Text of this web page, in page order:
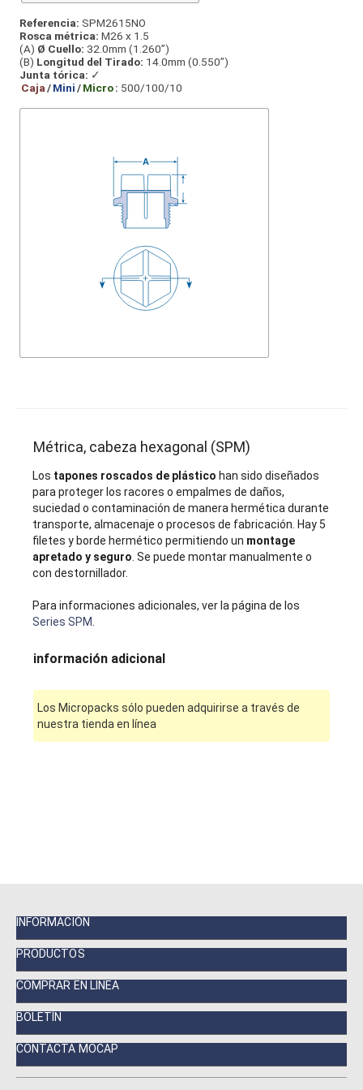
Referencia: SPM2615NO
Rosca métrica: M26 x 1.5
(A) Ø Cuello: 32.0mm (1.260”)
(B) Longitud del Tirado: 14.0mm (0.550”)
Junta tórica: ✓
Caja/Mini/Micro: 500/100/10
Métrica, cabeza hexagonal (SPM)
Los tapones roscados de plástico han sido diseñados
para proteger los racores o empalmes de daños,
suciedad o contaminación de manera hermética durante
transporte, almacenaje o procesos de fabricación. Hay 5
filetes y borde hermético permitiendo un montage
apretado y seguro . Se puede montar manualmente o
con destornillador.
Para informaciones adicionales, ver la página de los
Series SPM
información adicional
Los Micropacks sólo pueden adquirirse a través de
nuestra tienda en línea
INFORMACIÓN
PRODUCTOS
COMPRAR EN LINEA
BOLETÍN
CONTACTA MOCAP